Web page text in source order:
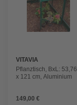
VITAVIA
Pflanztisch, BxL: 53,76
x 121 cm, Aluminium
149,00 €